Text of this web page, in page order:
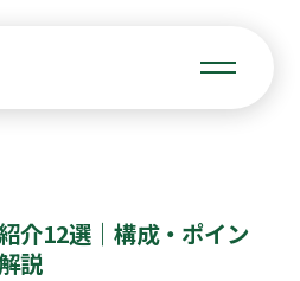
介12選｜構成・ポイン
説